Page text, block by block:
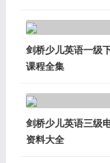
剑桥少儿英语一级
课程全集
剑桥少儿英语三级
资料大全